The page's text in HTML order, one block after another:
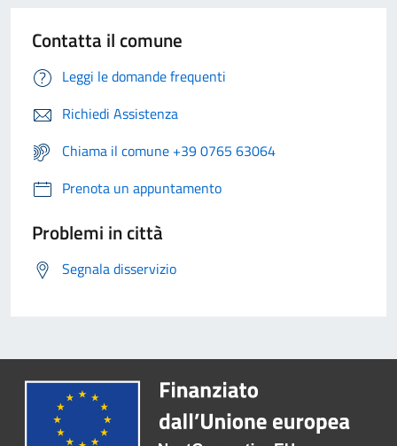
Contatta il comune
Leggi le domande frequenti
Richiedi Assistenza
Chiama il comune +39 0765 63064
Prenota un appuntamento
Problemi in città
Segnala disservizio